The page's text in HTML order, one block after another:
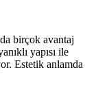
birçok avantaj
yapısı ile
Estetik anlamda